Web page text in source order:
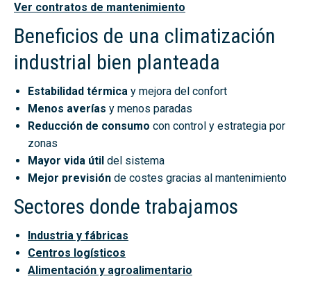
Ver contratos de mantenimiento
Beneficios de una climatización
industrial bien planteada
Estabilidad térmica y mejora del confort
Menos averías y menos paradas
Reducción de consumo con control y estrategia por
zonas
Mayor vida útil del sistema
Mejor previsión de costes gracias al mantenimiento
Sectores donde trabajamos
Industria y fábricas
Centros logísticos
Alimentación y agroalimentario